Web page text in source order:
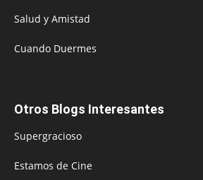
Salud y Amistad
Cuando Duermes
Otros Blogs Interesantes
Supergracioso
Estamos de Cine